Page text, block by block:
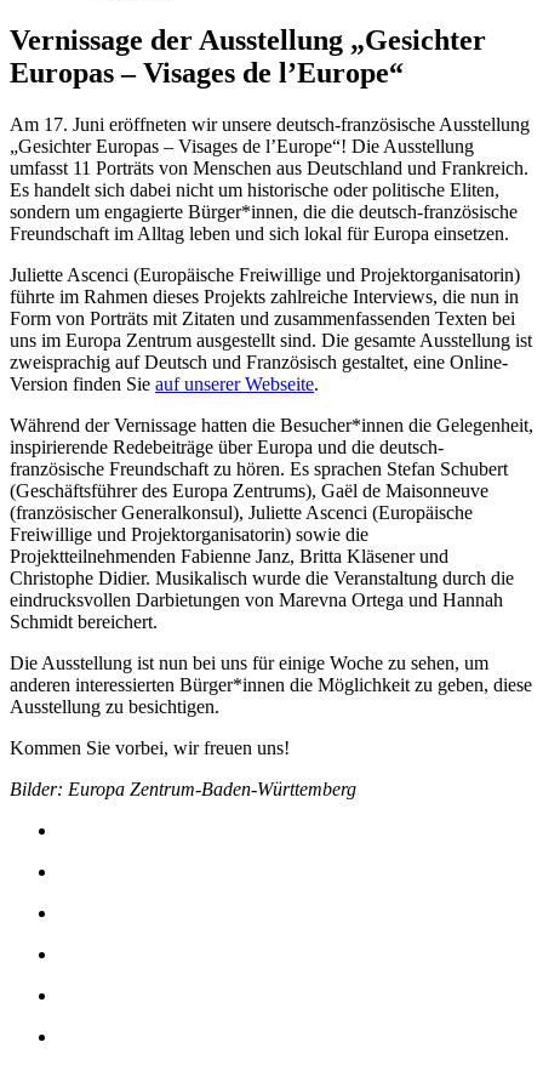
Vernissage der Ausstellung „Gesichter
Europas – Visages de l’Europe“
Am 17. Juni eröffneten wir unsere deutsch-französische Ausstellung
„Gesichter Europas – Visages de l’Europe“! Die Ausstellung
umfasst 11 Porträts von Menschen aus Deutschland und Frankreich.
Es handelt sich dabei nicht um historische oder politische Eliten,
sondern um engagierte Bürger*innen, die die deutsch-französische
Freundschaft im Alltag leben und sich lokal für Europa einsetzen.
Juliette Ascenci (Europäische Freiwillige und Projektorganisatorin)
führte im Rahmen dieses Projekts zahlreiche Interviews, die nun in
Form von Porträts mit Zitaten und zusammenfassenden Texten bei
uns im Europa Zentrum ausgestellt sind. Die gesamte Ausstellung ist
zweisprachig auf Deutsch und Französisch gestaltet, eine Online-
Version finden Sie auf unserer Webseite.
Während der Vernissage hatten die Besucher*innen die Gelegenheit,
inspirierende Redebeiträge über Europa und die deutsch-
französische Freundschaft zu hören. Es sprachen Stefan Schubert
(Geschäftsführer des Europa Zentrums), Gaël de Maisonneuve
(französischer Generalkonsul), Juliette Ascenci (Europäische
Freiwillige und Projektorganisatorin) sowie die
Projektteilnehmenden Fabienne Janz, Britta Kläsener und
Christophe Didier. Musikalisch wurde die Veranstaltung durch die
eindrucksvollen Darbietungen von Marevna Ortega und Hannah
Schmidt bereichert.
Die Ausstellung ist nun bei uns für einige Woche zu sehen, um
anderen interessierten Bürger*innen die Möglichkeit zu geben, diese
Ausstellung zu besichtigen.
Kommen Sie vorbei, wir freuen uns!
Bilder: Europa Zentrum-Baden-Württemberg